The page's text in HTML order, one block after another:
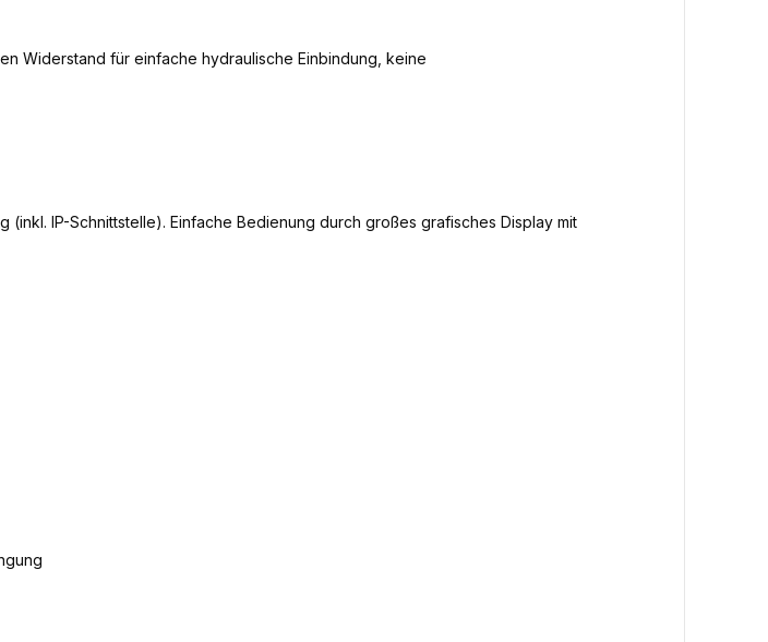
Widerstand für einfache hydraulische Einbindung, keine
IP-Schnittstelle). Einfache Bedienung durch großes grafisches Display mit